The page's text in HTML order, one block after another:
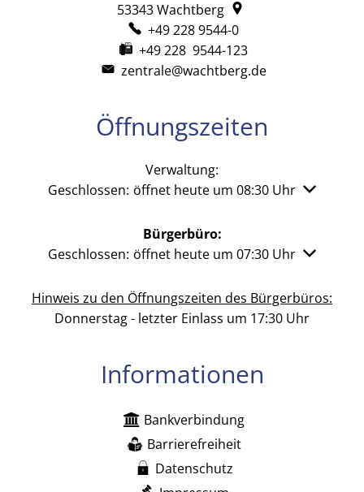
53343Wachtberg
+49 228 9544-0
+49 228 9544-123
zentrale@wachtberg.de
Öffnungszeiten
Verwaltung:
Klicken, um weitere Öffnungs- oder Schließzeiten
Geschlossen: öffnet heute um 08:30 Uhr
Bürgerbüro:
Klicken, um weitere Öffnungs- oder Schließzeiten
Geschlossen: öffnet heute um 07:30 Uhr
Hinweis zu den Öffnungszeiten des Bürgerbüros:
Donnerstag - letzter Einlass um 17:30 Uhr
Informationen
Bankverbindung
Barrierefreiheit
Datenschutz